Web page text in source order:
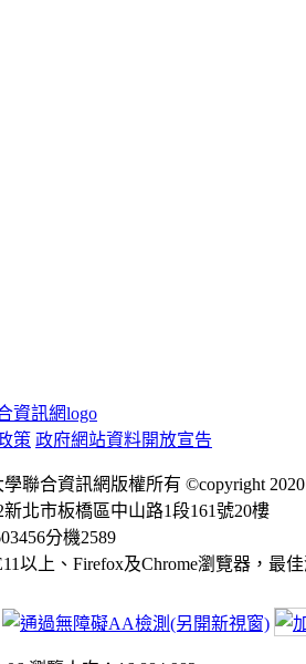
策 政府網站資料開放宣告
聯合資訊網版權所有 ©copyright 2020
新北市板橋區中山路1段161號20樓
分機2589
以上、Firefox及Chrome瀏覽器，最